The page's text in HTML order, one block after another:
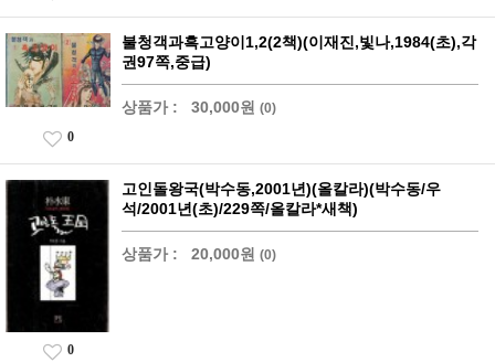
불청객과흑고양이1,2(2책)(이재진,빛나,1984(초),각
권97쪽,중급)
상품가 : 30,000원 (0)
0
고인돌왕국(박수동,2001년)(올칼라)(박수동/우
석/2001년(초)/229쪽/올칼라*새책)
상품가 : 20,000원 (0)
0